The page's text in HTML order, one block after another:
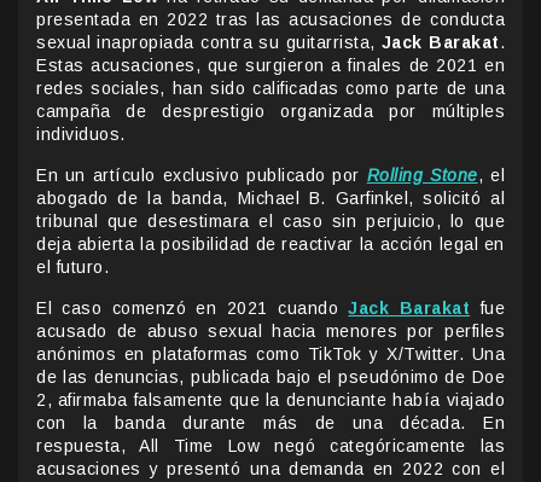
presentada en 2022 tras las acusaciones de conducta
sexual inapropiada contra su guitarrista, Jack Barakat.
Estas acusaciones, que surgieron a finales de 2021 en
redes sociales, han sido calificadas como parte de una
campaña de desprestigio organizada por múltiples
individuos.
En un artículo exclusivo publicado por Rolling Stone, el
abogado de la banda, Michael B. Garfinkel, solicitó al
tribunal que desestimara el caso sin perjuicio, lo que
deja abierta la posibilidad de reactivar la acción legal en
el futuro.
El caso comenzó en 2021 cuandoJack Barakat fue
acusado de abuso sexual hacia menores por perfiles
anónimos en plataformas como TikTok y X/Twitter. Una
de las denuncias, publicada bajo el pseudónimo de Doe
2, afirmaba falsamente que la denunciante había viajado
con la banda durante más de una década. En
respuesta, All Time Low negó categóricamente las
acusaciones y presentó una demanda en 2022 con el